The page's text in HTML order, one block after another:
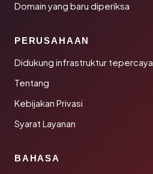
Domain yang baru diperiksa
PERUSAHAAN
Didukung infrastruktur tepercaya
Tentang
Kebijakan Privasi
Syarat Layanan
BAHASA